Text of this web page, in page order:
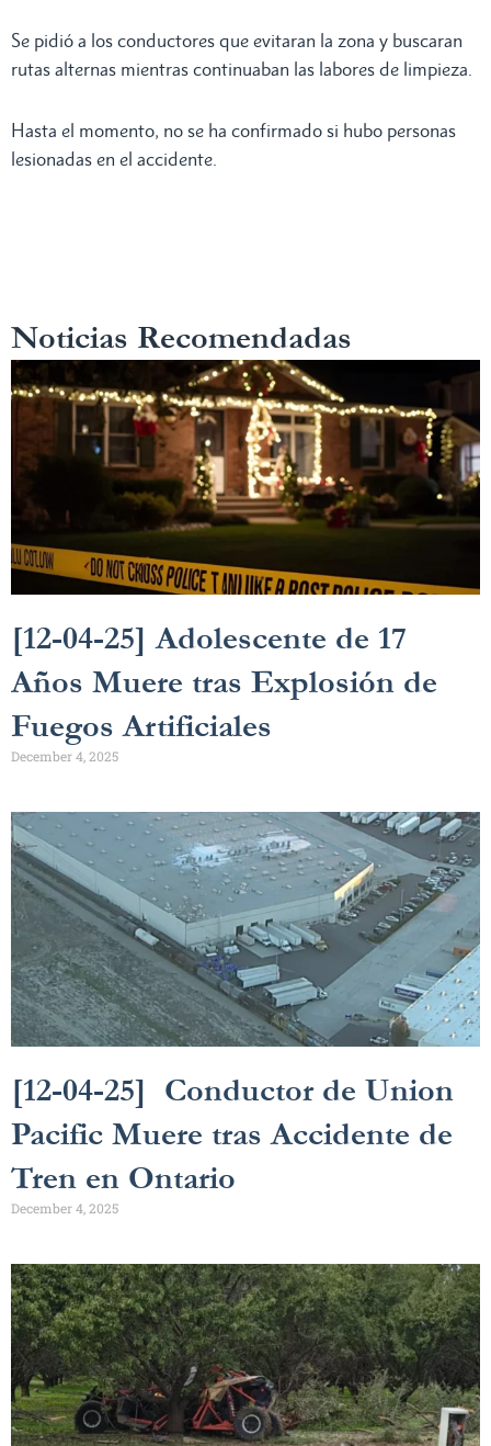
Se pidió a los conductores que evitaran la zona y buscaran
rutas alternas mientras continuaban las labores de limpieza.
Hasta el momento, no se ha confirmado si hubo personas
lesionadas en el accidente.
Noticias Recomendadas
[12-04-25] Adolescente de 17
Años Muere tras Explosión de
Fuegos Artificiales
December 4, 2025
[12-04-25] Conductor de Union
Pacific Muere tras Accidente de
Tren en Ontario
December 4, 2025